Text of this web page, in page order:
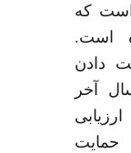
است که
است.
دادن
آخر
حمایت